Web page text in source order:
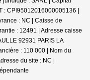
: CPI95012016000005136 |
: NC | Caisse de
: 12491 | Adresse caisse
92931 PARIS LA
: 110 000 | Nom du
du site : NC |